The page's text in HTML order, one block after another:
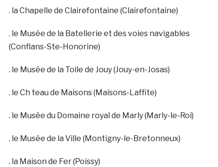
. la Chapelle de Clairefontaine (Clairefontaine)
. le Musée de la Batellerie et des voies navigables
(Conflans-Ste-Honorine)
. le Musée de la Toile de Jouy (Jouy-en-Josas)
. le Ch teau de Maisons (Maisons-Laffite)
. le Musée du Domaine royal de Marly (Marly-le-Roi)
. le Musée de la Ville (Montigny-le-Bretonneux)
. la Maison de Fer (Poissy)